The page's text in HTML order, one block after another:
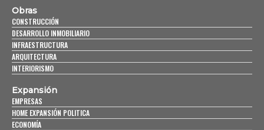
Obras
CONSTRUCCIÓN
DESARROLLO INMOBILIARIO
INFRAESTRUCTURA
ARQUITECTURA
INTERIORISMO
Expansión
EMPRESAS
HOME EXPANSIÓN POLITICA
ECONOMÍA